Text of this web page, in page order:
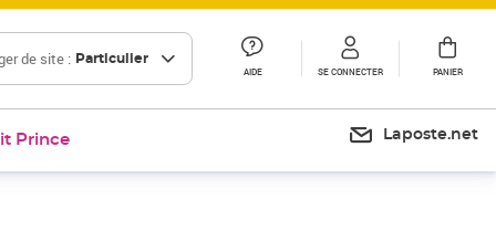
de site : Particulier
AIDE SE CONNECTER PANIER
Prince Laposte.net